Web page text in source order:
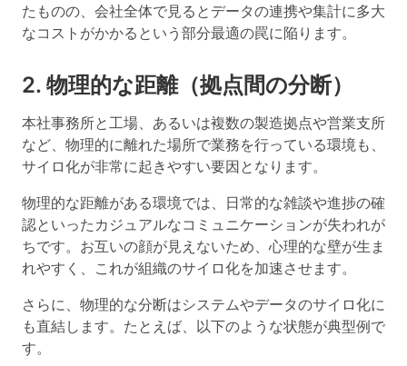
たものの、会社全体で見るとデータの連携や集計に多大
なコストがかかるという部分最適の罠に陥ります。
2. 物理的な距離（拠点間の分断）
本社事務所と工場、あるいは複数の製造拠点や営業支所
など、物理的に離れた場所で業務を行っている環境も、
サイロ化が非常に起きやすい要因となります。
物理的な距離がある環境では、日常的な雑談や進捗の確
認といったカジュアルなコミュニケーションが失われが
ちです。お互いの顔が見えないため、心理的な壁が生ま
れやすく、これが組織のサイロ化を加速させます。
さらに、物理的な分断はシステムやデータのサイロ化に
も直結します。たとえば、以下のような状態が典型例で
す。